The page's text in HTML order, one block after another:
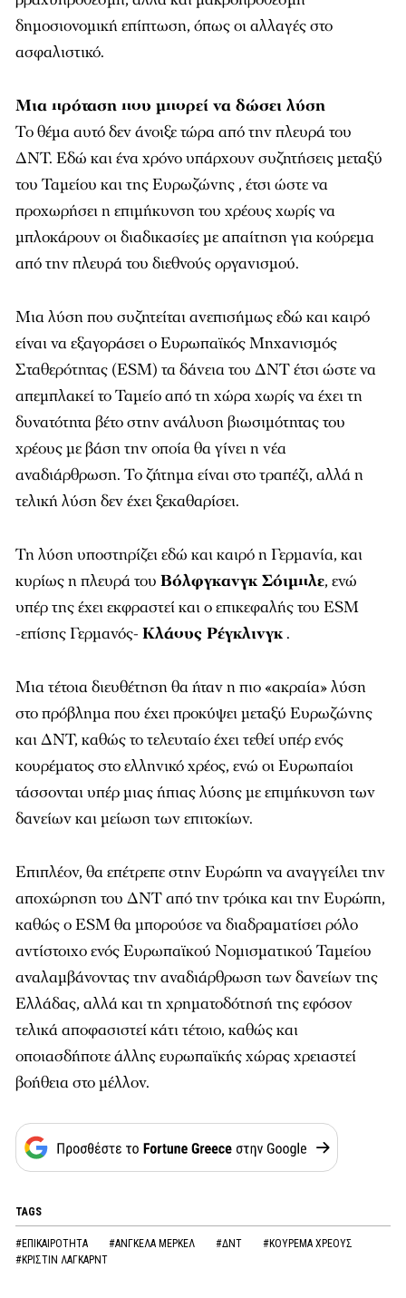
δημοσιονομική επίπτωση, όπως οι αλλαγές στο
ασφαλιστικό.
Μια πρόταση που μπορεί να δώσει λύση
Το θέμα αυτό δεν άνοιξε τώρα από την πλευρά του
ΔΝΤ. Εδώ και ένα χρόνο υπάρχουν συζητήσεις μεταξύ
του Ταμείου και της Ευρωζώνης , έτσι ώστε να
προχωρήσει η επιμήκυνση του χρέους χωρίς να
μπλοκάρουν οι διαδικασίες με απαίτηση για κούρεμα
από την πλευρά του διεθνούς οργανισμού.
Μια λύση που συζητείται ανεπισήμως εδώ και καιρό
είναι να εξαγοράσει ο Ευρωπαϊκός Μηχανισμός
Σταθερότητας (ESM) τα δάνεια του ΔΝΤ έτσι ώστε να
απεμπλακεί το Ταμείο από τη χώρα χωρίς να έχει τη
δυνατότητα βέτο στην ανάλυση βιωσιμότητας του
χρέους με βάση την οποία θα γίνει η νέα
αναδιάρθρωση. Το ζήτημα είναι στο τραπέζι, αλλά η
τελική λύση δεν έχει ξεκαθαρίσει.
Τη λύση υποστηρίζει εδώ και καιρό η Γερμανία, και
κυρίως η πλευρά του Βόλφγκανγκ Σόιμπλε, ενώ
υπέρ της έχει εκφραστεί και ο επικεφαλής του ESM
-επίσης Γερμανός- Κλάους Ρέγκλινγκ .
Μια τέτοια διευθέτηση θα ήταν η πιο «ακραία» λύση
στο πρόβλημα που έχει προκύψει μεταξύ Ευρωζώνης
και ΔΝΤ, καθώς το τελευταίο έχει τεθεί υπέρ ενός
κουρέματος στο ελληνικό χρέος, ενώ οι Ευρωπαίοι
τάσσονται υπέρ μιας ήπιας λύσης με επιμήκυνση των
δανείων και μείωση των επιτοκίων.
Επιπλέον, θα επέτρεπε στην Ευρώπη να αναγγείλει την
αποχώρηση του ΔΝΤ από την τρόικα και την Ευρώπη,
καθώς ο ESM θα μπορούσε να διαδραματίσει ρόλο
αντίστοιχο ενός Ευρωπαϊκού Νομισματικού Ταμείου
αναλαμβάνοντας την αναδιάρθρωση των δανείων της
Ελλάδας, αλλά και τη χρηματοδότησή της εφόσον
τελικά αποφασιστεί κάτι τέτοιο, καθώς και
οποιασδήποτε άλλης ευρωπαϊκής χώρας χρειαστεί
βοήθεια στο μέλλον.
TAGS
#ΕΠΙΚΑΙΡΟΤΗΤΑ #ΑΝΓΚΕΛΑ ΜΕΡΚΕΛ #ΔΝΤ
#ΚΟΥΡΕΜΑ ΧΡΕΟΥΣ
#ΚΡΙΣΤΙΝ ΛΑΓΚΑΡΝΤ